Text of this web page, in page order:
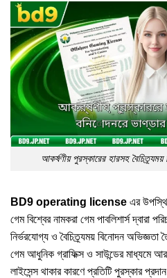
আকর্ষণীয় পুরস্কারের হারসহ
BD9 operating license এর
গেম বিশ্বের নামকরা গেম পাবলিশার্স দ্বারা
নির্ভরযোগ্য ও বৈচিত্র্যময় বিনোদন
গেম আধুনিক গ্রাফিক্স ও সাউন্ডের মাধ্যমে
লাইসেন্স থাকার কারণে প্রতিটি পুরস্কার